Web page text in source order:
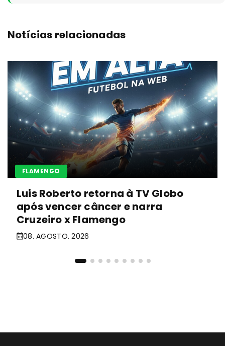
Notícias relacionadas
FLAMENGO
Luis Roberto retorna à TV Globo
após vencer câncer e narra
Cruzeiro x Flamengo
08. AGOSTO. 2026